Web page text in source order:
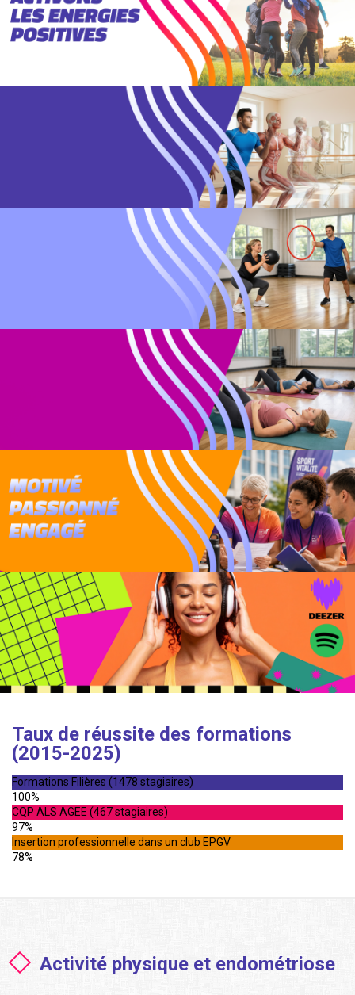
Taux de réussite des formations
(2015-2025)
Formations Filières (1478 stagiaires)
100%
CQP ALS AGEE (467 stagiaires)
97%
Insertion professionnelle dans un club EPGV
78%
Activité physique et endométriose